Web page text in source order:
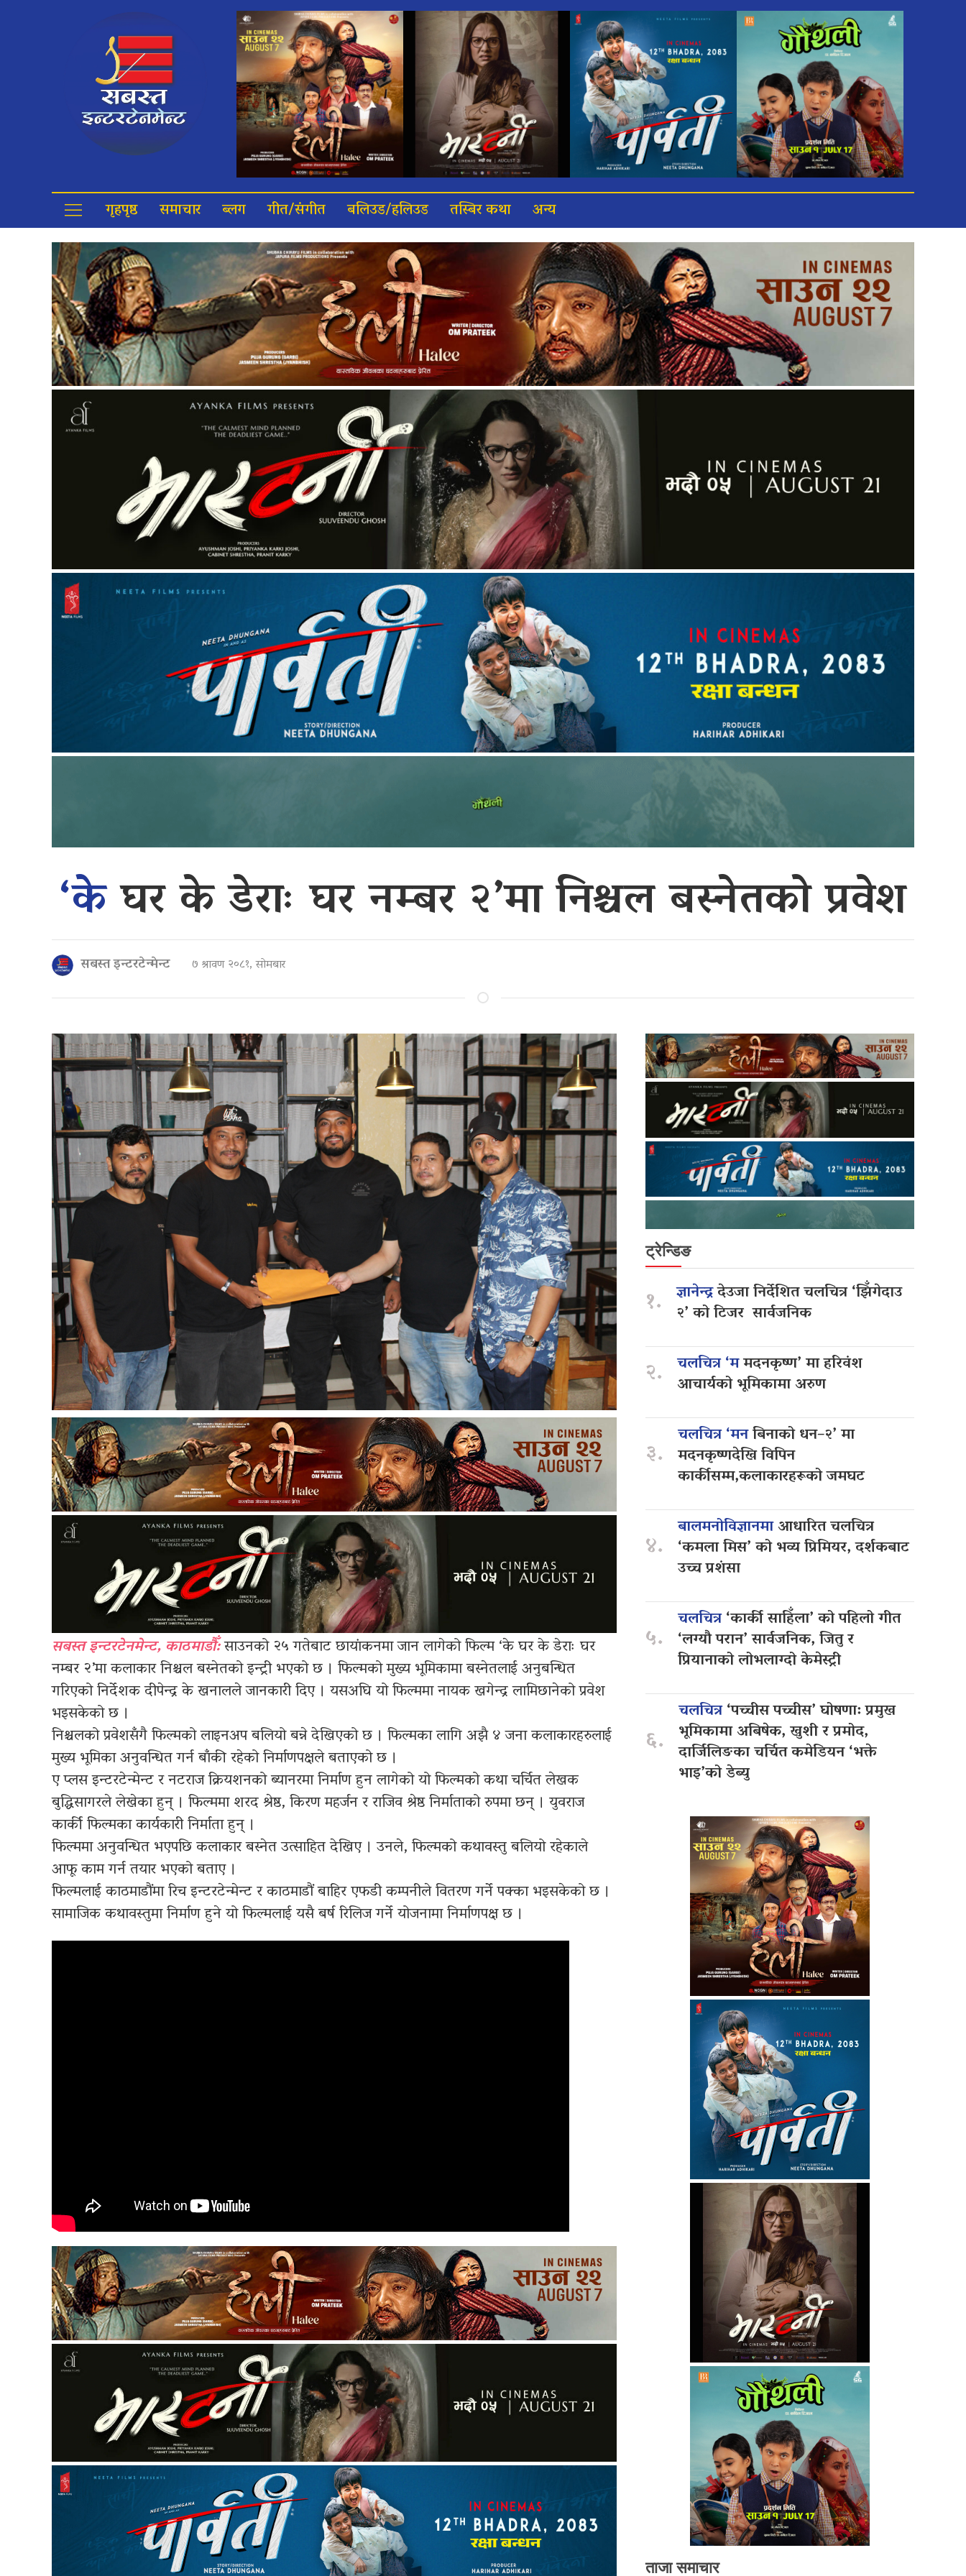
गृहपृष्ठ समाचार ब्लग गीत/संगीत बलिउड/हलिउड तस्बिर कथा अन्य
‘केघर के डेराः घर नम्बर २’मा निश्चल बस्नेतको प्रवेश
सबस्त इन्टरटेन्मेन्ट ७ श्रावण २०८१, सोमबार
सबस्त इन्टरटेनमेन्ट, काठमाडौँ:साउनको २५ गतेबाट छायांकनमा जान लागेको फिल्म ‘के घर के डेराः घर
नम्बर २’मा कलाकार निश्चल बस्नेतको इन्ट्री भएको छ । फिल्मको मुख्य भूमिकामा बस्नेतलाई अनुबन्धित
गरिएको निर्देशक दीपेन्द्र के खनालले जानकारी दिए । यसअघि यो फिल्ममा नायक खगेन्द्र लामिछानेको प्रवेश
भइसकेको छ ।
निश्चलको प्रवेशसँगै फिल्मको लाइनअप बलियो बन्ने देखिएको छ । फिल्मका लागि अझै ४ जना कलाकारहरुलाई
मुख्य भूमिका अनुवन्धित गर्न बाँकी रहेको निर्माणपक्षले बताएको छ ।
ए प्लस इन्टरटेन्मेन्ट र नटराज क्रियशनको ब्यानरमा निर्माण हुन लागेको यो फिल्मको कथा चर्चित लेखक
बुद्धिसागरले लेखेका हुन् । फिल्ममा शरद श्रेष्ठ, किरण महर्जन र राजिव श्रेष्ठ निर्माताको रुपमा छन् । युवराज
कार्की फिल्मका कार्यकारी निर्माता हुन् ।
फिल्ममा अनुवन्धित भएपछि कलाकार बस्नेत उत्साहित देखिए । उनले, फिल्मको कथावस्तु बलियो रहेकाले
आफू काम गर्न तयार भएको बताए ।
फिल्मलाई काठमाडौंमा रिच इन्टरटेन्मेन्ट र काठमाडौं बाहिर एफडी कम्पनीले वितरण गर्ने पक्का भइसकेको छ ।
सामाजिक कथावस्तुमा निर्माण हुने यो फिल्मलाई यसै बर्ष रिलिज गर्ने योजनामा निर्माणपक्ष छ ।
ट्रेन्डिङ
१. ज्ञानेन्द्रदेउजा निर्देशित चलचित्र ‘झिँगेदाउ
२’ को टिजर सार्वजनिक
२. चलचित्र ‘ममदनकृष्ण’ मा हरिवंश
आचार्यको भूमिकामा अरुण
३.
चलचित्र ‘मनबिनाको धन–२’ मा
मदनकृष्णदेखि विपिन
कार्कीसम्म,कलाकारहरूको जमघट
४.
बालमनोविज्ञानमाआधारित चलचित्र
‘कमला मिस’ को भव्य प्रिमियर, दर्शकबाट
उच्च प्रशंसा
५.
चलचित्र‘कार्की साहिँला’ को पहिलो गीत
‘लग्यौ परान’ सार्वजनिक, जितु र
प्रियानाको लोभलाग्दो केमेस्ट्री
६.
चलचित्र‘पच्चीस पच्चीस’ घोषणा: प्रमुख
भूमिकामा अबिषेक, खुशी र प्रमोद,
दार्जिलिङका चर्चित कमेडियन ‘भक्ते
भाइ’को डेब्यु
ताजा समाचार